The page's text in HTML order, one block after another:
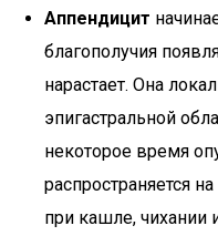
Аппендицит
благополучия
нарастает. Она
эпигастральной
некоторое время
распространяется
при кашле, чихании